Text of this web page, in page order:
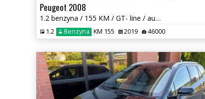
Peugeot 2008
1.2 benzyna / 155 KM / GT- line / automat / zadbany / możliwa zamiana
1.2 Benzyna KM 155 2019 46000